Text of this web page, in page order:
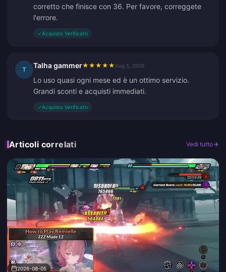
corretto che finisce con 36. Per favore, correggete
l'errore.
✓Acquisto Verificato
T Talha gammer★ ★ ★ ★ ★ Aug 5, 2026
Lo uso quasi ogni mese ed è un ottimo servizio.
Grandi sconti e acquisti immediati.
✓Acquisto Verificato
Articoli correlati Vedi tutto
2026-08-05